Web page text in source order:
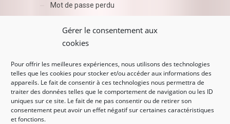
Gérer le consentement aux
cookies
Pour offrir les meilleures expériences, nous utilisons des technologies
telles que les cookies pour stocker et/ou accéder aux informations des
appareils. Le fait de consentir à ces technologies nous permettra de
traiter des données telles que le comportement de navigation ou les ID
uniques sur ce site. Le fait de ne pas consentir ou de retirer son
consentement peut avoir un effet négatif sur certaines caractéristiques
et fonctions.
Mot de passe perdu
AZUR BEAUTY ESHOP